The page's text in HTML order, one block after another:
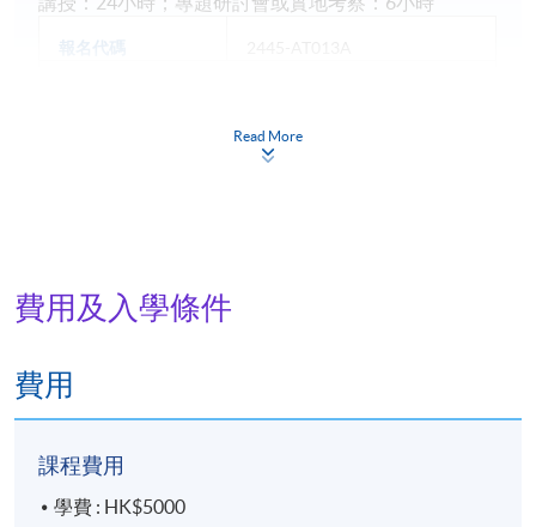
報名代碼
地點
港島東分校
Read More
費用及入學條件
費用
課程費用
學費 : HK$5000